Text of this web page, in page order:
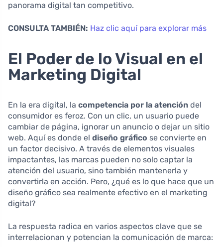
panorama digital tan competitivo.
CONSULTA TAMBIÉN: Haz clic aquí para explorar más
El Poder de lo Visual en el
Marketing Digital
En la era digital, la competencia por la atención del
consumidor es feroz. Con un clic, un usuario puede
cambiar de página, ignorar un anuncio o dejar un sitio
web. Aquí es donde el diseño gráfico se convierte en
un factor decisivo. A través de elementos visuales
impactantes, las marcas pueden no solo captar la
atención del usuario, sino también mantenerla y
convertirla en acción. Pero, ¿qué es lo que hace que un
diseño gráfico sea realmente efectivo en el marketing
digital?
La respuesta radica en varios aspectos clave que se
interrelacionan y potencian la comunicación de marca: